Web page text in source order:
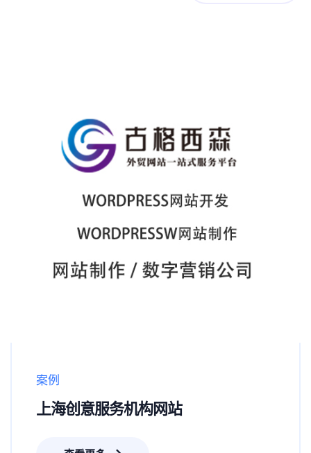
案例
上海创意服务机构网站